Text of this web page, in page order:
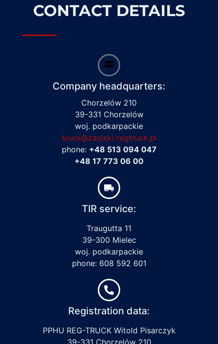
CONTACT DETAILS
Company headquarters:
Chorzelów 210
39-331 Chorzelów
woj. podkarpackie
biuro@zaciski-regtruck.pl
phone: +48 513 094 047
+48 17 773 06 00
TIR service:
Traugutta 11
39-300 Mielec
woj. podkarpackie
phone: 608 592 601
Registration data:
PPHU REG-TRUCK Witold Pisarczyk
39-331 Chorzelów 210